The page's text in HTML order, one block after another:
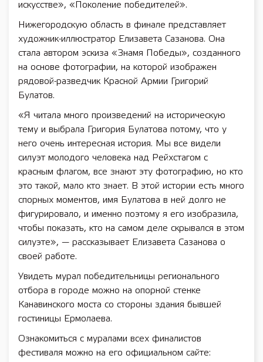
искусстве», «Поколение победителей».
Нижегородскую область в финале представляет
художник-иллюстратор Елизавета Сазанова. Она
стала автором эскиза «Знамя Победы», созданного
на основе фотографии, на которой изображен
рядовой-разведчик Красной Армии Григорий
Булатов.
«Я читала много произведений на историческую
тему и выбрала Григория Булатова потому, что у
него очень интересная история. Мы все видели
силуэт молодого человека над Рейхстагом с
красным флагом, все знают эту фотографию, но кто
это такой, мало кто знает. В этой истории есть много
спорных моментов, имя Булатова в ней долго не
фигурировало, и именно поэтому я его изобразила,
чтобы показать, кто на самом деле скрывался в этом
силуэте», — рассказывает Елизавета Сазанова о
своей работе.
Увидеть мурал победительницы регионального
отбора в городе можно на опорной стенке
Канавинского моста со стороны здания бывшей
гостиницы Ермолаева.
Ознакомиться с муралами всех финалистов
фестиваля можно на его официальном сайте: